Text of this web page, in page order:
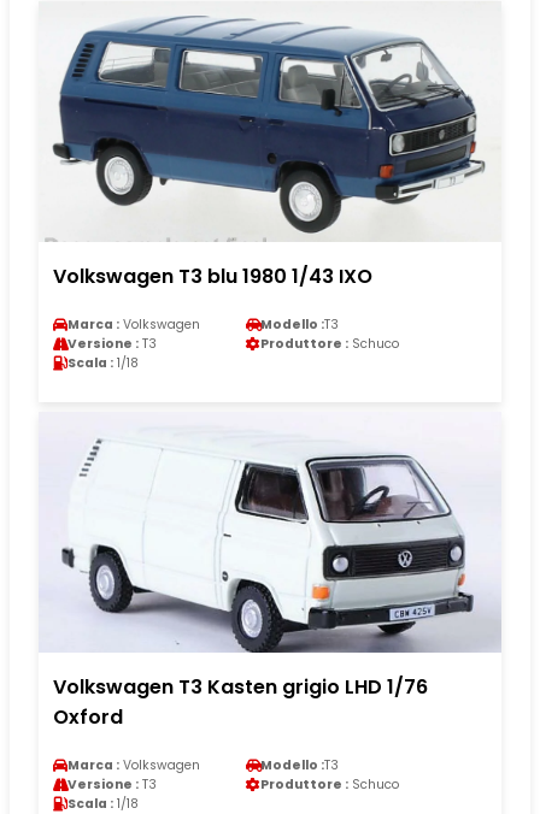
Volkswagen T3 blu 1980 1/43 IXO
Marca : Volkswagen Modello :T3
Versione : T3 Produttore : Schuco
Scala : 1/18
Volkswagen T3 Kasten grigio LHD 1/76
Oxford
Marca : Volkswagen Modello :T3
Versione : T3 Produttore : Schuco
Scala : 1/18